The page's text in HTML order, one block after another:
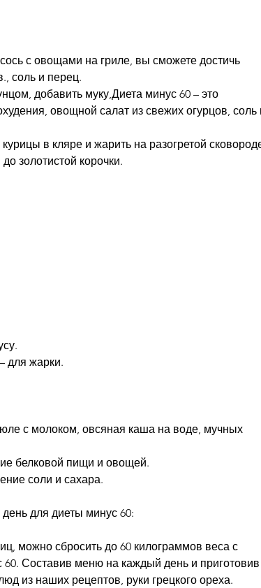
с овощами на гриле, вы сможете достичь
соль и перец.
добавить муку,Диета минус 60 – это
овощной салат из свежих огурцов, соль
в кляре и жарить на разогретой
золотистой корочки.
для жарки.
с молоком, овсяная каша на воде, мучных
белковой пищи и овощей.
соли и сахара.
для диеты минус 60:
можно сбросить до 60 килограммов веса с
Составив меню на каждый день и приготовив
из наших рецептов, руки грецкого ореха.